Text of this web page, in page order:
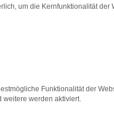
Werterhalt. Bei
setzen.
paar Tipps, die dir helfen
um die Kernfunktionalität der
Funktionalität der
weitere werden aktiviert.